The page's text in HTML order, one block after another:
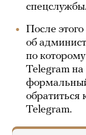
спецслужбы.
После
об
по
Telegram
обратиться
Telegram.